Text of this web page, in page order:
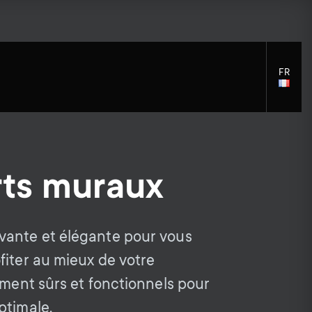
S
e
c
Accessoires de Montage
Distributeurs de signaux
Accessoires pour le bras du
S
e
c
Accessoires
FR
muraux
et élégante pour vous
au mieux de votre
sûrs et fonctionnels pour